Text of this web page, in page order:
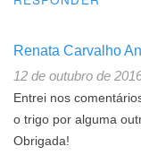
Renata Carvalho
12 de outubro de
Entrei nos
o trigo por alguma
Obrigada!